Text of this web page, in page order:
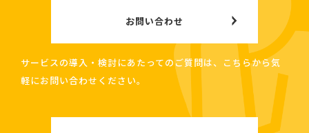
お問い合わせ
サービスの導入・検討にあたってのご質問は、こちらから気
軽にお問い合わせください。